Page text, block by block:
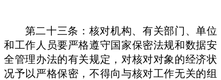
第二十三条：核对机构、有关部门、单位
和工作人员要严格遵守国家保密法规和数据安
全管理办法的有关规定，对核对对象的经济状
况予以严格保密，不得向与核对工作无关的组